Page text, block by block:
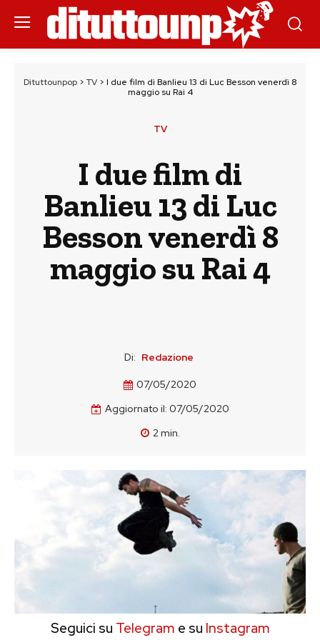
Dituttounpop > TV > I due film di Banlieu 13 di Luc Besson venerdì 8
maggio su Rai 4
TV
I due film di
Banlieu 13 di Luc
Besson venerdì 8
maggio su Rai 4
Di: Redazione
07/05/2020
Aggiornato il: 07/05/2020
2min.
Seguici su Telegram e su Instagram